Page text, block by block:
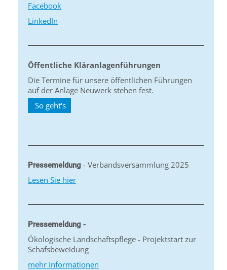
Facebook
LinkedIn
Öffentliche Kläranlagenführungen
Die Termine für unsere öffentlichen Führungen
auf der Anlage Neuwerk stehen fest.
So geht's
Pressemeldung - Verbandsversammlung 2025
Lesen Sie hier
Pressemeldung -
Ökologische Landschaftspflege - Projektstart zur
Schafsbeweidung
mehr Informationen